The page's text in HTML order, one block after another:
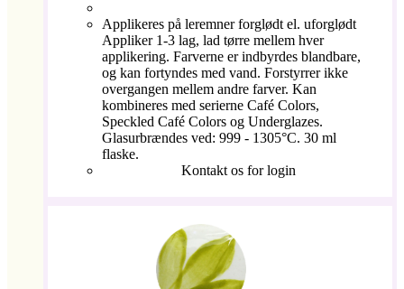
Applikeres på leremner forglødt el. uforglødt
Appliker 1-3 lag, lad tørre mellem hver
applikering. Farverne er indbyrdes blandbare,
og kan fortyndes med vand. Forstyrrer ikke
overgangen mellem andre farver. Kan
kombineres med serierne Café Colors,
Speckled Café Colors og Underglazes.
Glasurbrændes ved: 999 - 1305°C. 30 ml
flaske.
Kontakt os for login